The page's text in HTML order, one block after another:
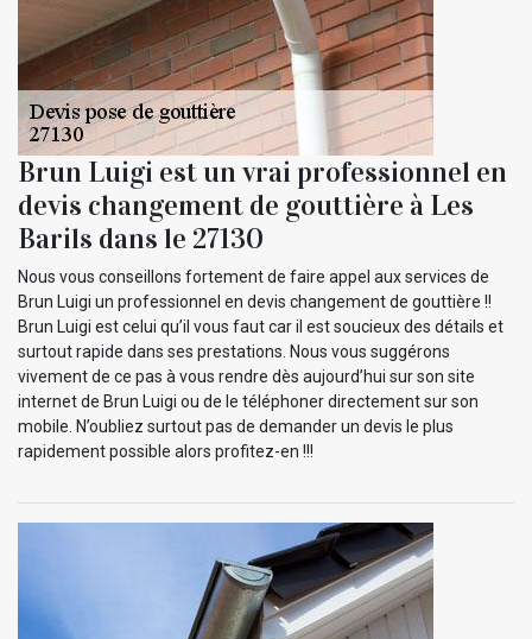
Brun Luigi est un vrai professionnel en
devis changement de gouttière à Les
Barils dans le 27130
Nous vous conseillons fortement de faire appel aux services de
Brun Luigi un professionnel en devis changement de gouttière !!
Brun Luigi est celui qu’il vous faut car il est soucieux des détails et
surtout rapide dans ses prestations. Nous vous suggérons
vivement de ce pas à vous rendre dès aujourd’hui sur son site
internet de Brun Luigi ou de le téléphoner directement sur son
mobile. N’oubliez surtout pas de demander un devis le plus
rapidement possible alors profitez-en !!!